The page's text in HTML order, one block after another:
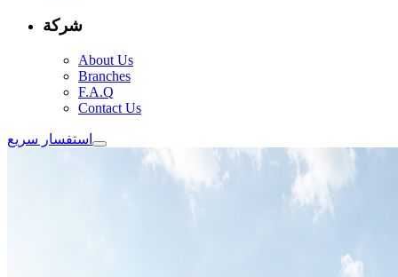
شركة
About Us
Branches
F.A.Q
Contact Us
استفسار سريع